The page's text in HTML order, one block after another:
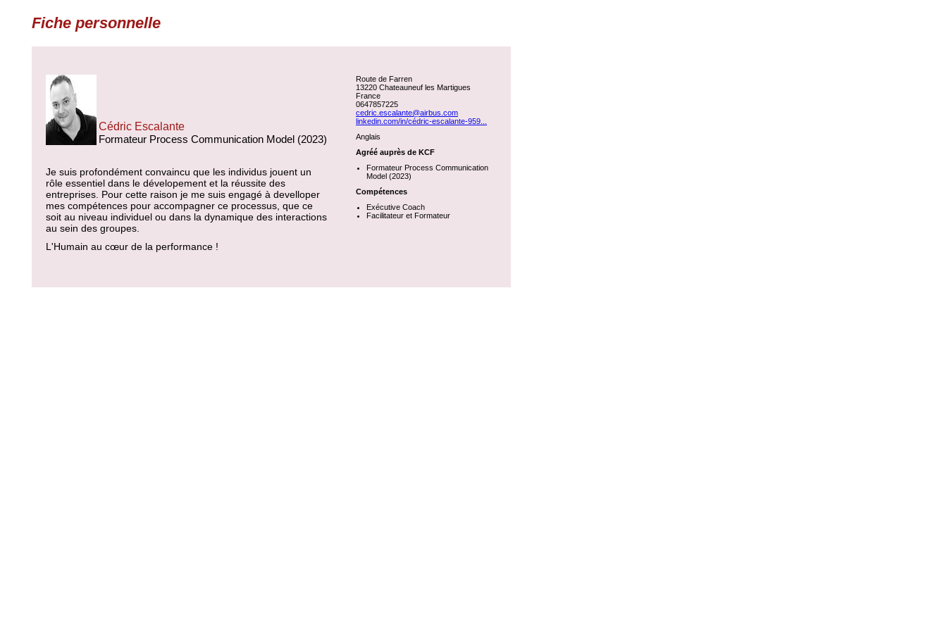
Fiche personnelle
Cédric Escalante
Formateur Process Communication Model (2023)
Je suis profondément convaincu que les individus jouent un
rôle essentiel dans le dévelopement et la réussite des
entreprises. Pour cette raison je me suis engagé à develloper
mes compétences pour accompagner ce processus, que ce
soit au niveau individuel ou dans la dynamique des interactions
au sein des groupes.
L'Humain au cœur de la performance !
Route de Farren
13220 Chateauneuf les Martigues
France
0647857225
cedric.escalante@airbus.com
linkedin.com/in/cédric-escalante-959...
Anglais
Agréé auprès de KCF
Formateur Process Communication
Model (2023)
Compétences
Exécutive Coach
Facilitateur et Formateur